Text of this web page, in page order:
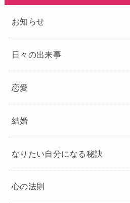
お知らせ
日々の出来事
恋愛
結婚
なりたい自分になる秘訣
心の法則